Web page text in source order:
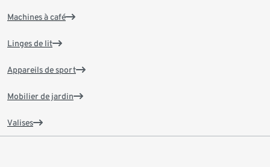
Machines à café
Linges de lit
Appareils de sport
Mobilier de jardin
Valises